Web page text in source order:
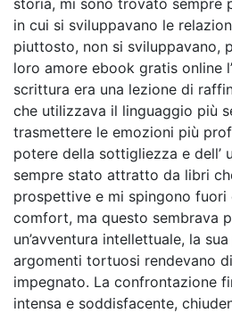
storia, mi sono trovato sempre
in cui si sviluppavano le
piuttosto, non si sviluppavano,
loro amore ebook gratis online
scrittura era una lezione di
che utilizzava il linguaggio più
trasmettere le emozioni più
potere della sottigliezza e dell’
sempre stato attratto da libri
prospettive e mi spingono fuori
comfort, ma questo sembrava
un’avventura intellettuale, la
argomenti tortuosi rendevano
impegnato. La confrontazione
intensa e soddisfacente,